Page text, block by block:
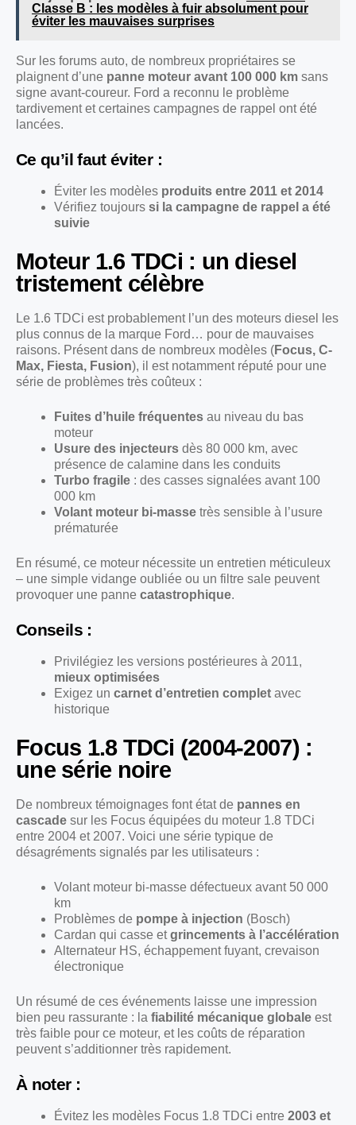
Classe B : les modèles à fuir absolument pour
éviter les mauvaises surprises
Sur les forums auto, de nombreux propriétaires se
plaignent d’une panne moteur avant 100 000 km sans
signe avant-coureur. Ford a reconnu le problème
tardivement et certaines campagnes de rappel ont été
lancées.
Ce qu’il faut éviter :
Éviter les modèles produits entre 2011 et 2014
Vérifiez toujours si la campagne de rappel a été
suivie
Moteur 1.6 TDCi : un diesel
tristement célèbre
Le 1.6 TDCi est probablement l’un des moteurs diesel les
plus connus de la marque Ford… pour de mauvaises
raisons. Présent dans de nombreux modèles (Focus, C-
Max, Fiesta, Fusion), il est notamment réputé pour une
série de problèmes très coûteux :
Fuites d’huile fréquentes au niveau du bas
moteur
Usure des injecteurs dès 80 000 km, avec
présence de calamine dans les conduits
Turbo fragile : des casses signalées avant 100
000 km
Volant moteur bi-masse très sensible à l’usure
prématurée
En résumé, ce moteur nécessite un entretien méticuleux
– une simple vidange oubliée ou un filtre sale peuvent
provoquer une panne catastrophique.
Conseils :
Privilégiez les versions postérieures à 2011,
mieux optimisées
Exigez un carnet d’entretien complet avec
historique
Focus 1.8 TDCi (2004-2007) :
une série noire
De nombreux témoignages font état de pannes en
cascade sur les Focus équipées du moteur 1.8 TDCi
entre 2004 et 2007. Voici une série typique de
désagréments signalés par les utilisateurs :
Volant moteur bi-masse défectueux avant 50 000
km
Problèmes de pompe à injection (Bosch)
Cardan qui casse etgrincements à l’accélération
Alternateur HS, échappement fuyant, crevaison
électronique
Un résumé de ces événements laisse une impression
bien peu rassurante : la fiabilité mécanique globale est
très faible pour ce moteur, et les coûts de réparation
peuvent s’additionner très rapidement.
À noter :
Évitez les modèles Focus 1.8 TDCi entre 2003 et